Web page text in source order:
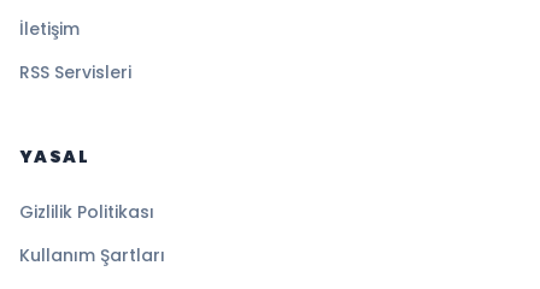
İletişim
RSS Servisleri
YASAL
Gizlilik Politikası
Kullanım Şartları